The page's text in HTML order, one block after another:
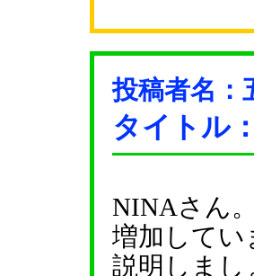
投稿者名：
タイトル
NINAさん
増加してい
説明しまし